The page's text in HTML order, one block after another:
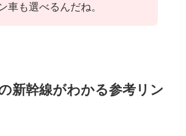
車も選べるんだね。
新幹線がわかる参考リン